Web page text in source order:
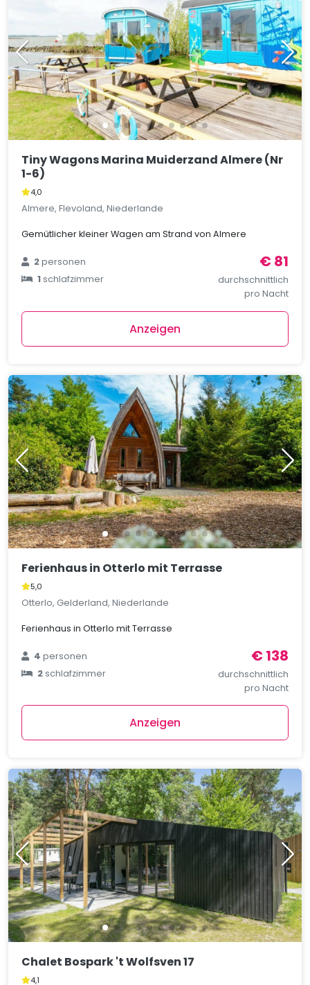
Tiny Wagons Marina Muiderzand Almere (Nr
1-6)
4,0
Almere, Flevoland, Niederlande
Gemütlicher kleiner Wagen am Strand von Almere
2personen
1schlafzimmer
€ 81
durchschnittlich
pro Nacht
Anzeigen
Ferienhaus in Otterlo mit Terrasse
5,0
Otterlo, Gelderland, Niederlande
Ferienhaus in Otterlo mit Terrasse
4personen
2schlafzimmer
€ 138
durchschnittlich
pro Nacht
Anzeigen
Chalet Bospark 't Wolfsven 17
4,1